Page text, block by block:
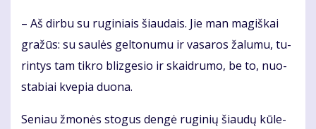
– Aš dir­bu su ru­gi­niais šiau­dais. Jie man ma­giš­kai
gra­žūs: su sau­lės gel­to­nu­mu ir va­sa­ros ža­lu­mu, tu­
rin­tys tam tik­ro bliz­ge­sio ir skaid­ru­mo, be to, nuo­
sta­biai kve­pia duo­na.
Se­niau žmo­nės sto­gus den­gė ru­gi­nių šiau­dų kū­le­